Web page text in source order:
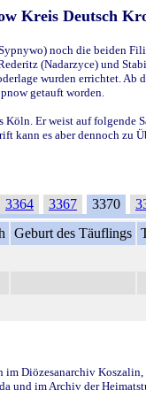
Kreis Deutsch
noch die beiden
(Nadarzyce) und
wurden errichtet. Ab
getauft worden.
Köln. Er weist auf folgende
es aber dennoch zu
3364 3367 3370
Geburt des Täuflings
Diözesanarchiv
und im Archiv der